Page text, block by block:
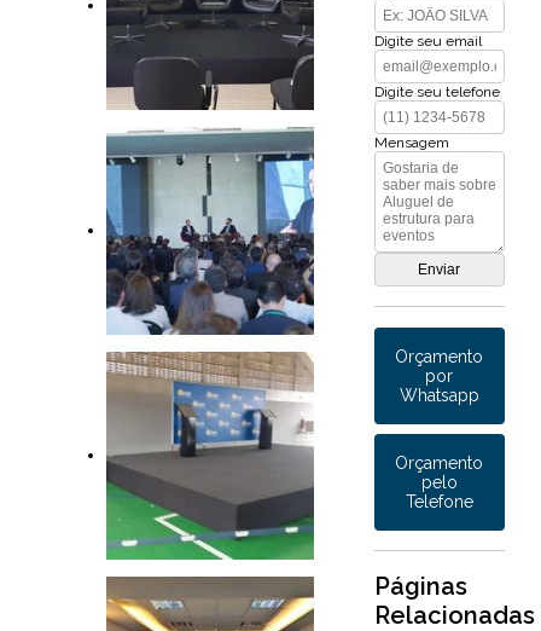
Digite seu email
Digite seu telefone
Mensagem
Orçamento
por
Whatsapp
Orçamento
pelo
Telefone
Páginas
Relacionadas